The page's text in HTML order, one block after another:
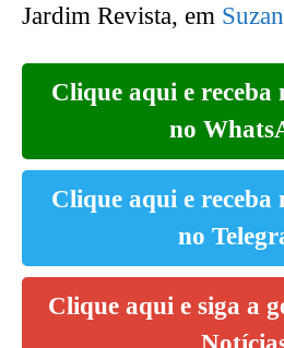
Jardim Revista, em
Clique aqui e receba
no
Clique aqui e receba
no
Clique aqui e siga a